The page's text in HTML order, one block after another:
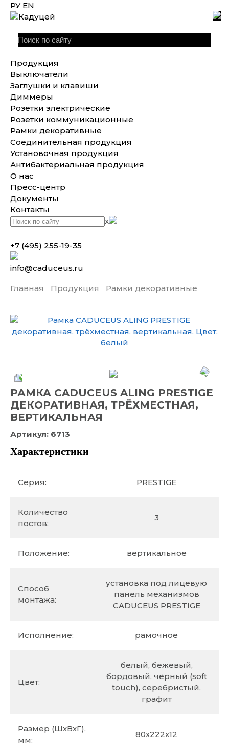
РУ EN
Продукция
Выключатели
Заглушки и клавиши
Диммеры
Розетки электрические
Розетки коммуникационные
Рамки декоративные
Соединительная продукция
Установочная продукция
Антибактериальная продукция
О нас
Пресс-центр
Документы
Контакты
x
+7 (495) 255-19-35
info@caduceus.ru
Главная Продукция Рамки декоративные
РАМКА CADUCEUS ALING PRESTIGE
ДЕКОРАТИВНАЯ, ТРЁХМЕСТНАЯ,
ВЕРТИКАЛЬНАЯ
Артикул: 6713
Характеристики
Серия: PRESTIGE
Количество
постов:
3
Положение: вертикальное
Способ
монтажа:
установка под лицевую
панель механизмов
CADUCEUS PRESTIGE
Исполнение: рамочное
Цвет:
белый, бежевый,
бордовый, чёрный (soft
touch), серебристый,
графит
Размер (ШхВхГ),
мм:
80х222х12